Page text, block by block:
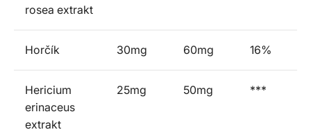
rosea extrakt
Horčík 30mg 60mg 16%
Hericium
erinaceus
extrakt
25mg 50mg ***